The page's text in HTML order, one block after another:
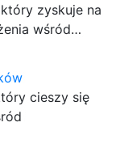
zyskuje na
wśród…
cieszy się